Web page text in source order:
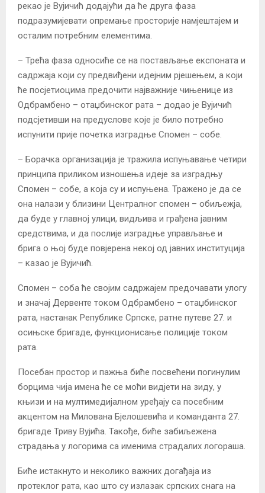
рекао је Вујичић додајући да ће друга фаза
подразумијевати опремање просторије намјештајем и
осталим потребним елементима.
– Трећа фаза односиће се на постављање експоната и
садржаја који су предвиђени идејним рјешењем, а који
ће посјетиоцима предочити најважније чињенице из
Одбрамбено – отаџбинског рата – додао је Вујичић
подсјетивши на предуслове које је било потребно
испунити прије почетка изградње Спомен – собе.
– Борачка организација је тражила испуњавање четири
принципа приликом изношења идеје за изградњу
Спомен – собе, а која су и испуњена. Тражено је да се
она налази у близини Централног спомен – обиљежја,
да буде у главној улици, видљива и грађена јавним
средствима, и да послије изградње управљање и
брига о њој буде повјерена некој од јавних институција
– казао је Вујичић.
Спомен – соба ће својим садржајем предочавати улогу
и значај Дервенте током Одбрамбено – отаџбинског
рата, настанак Републике Српске, ратне путеве 27. и
осињске бригаде, функционисање полиције током
рата.
Посебан простор и пажња биће посвећени погинулим
борцима чија имена ће се моћи видјети на зиду, у
књизи и на мултимедијалном уређају са посебним
акцентом на Милована Бјелошевића и команданта 27.
бригаде Триву Вујића. Такође, биће забиљежена
страдања у логорима са именима страдалих логораша.
Биће истакнуто и неколико важних догађаја из
протеклог рата, као што су излазак српских снага на